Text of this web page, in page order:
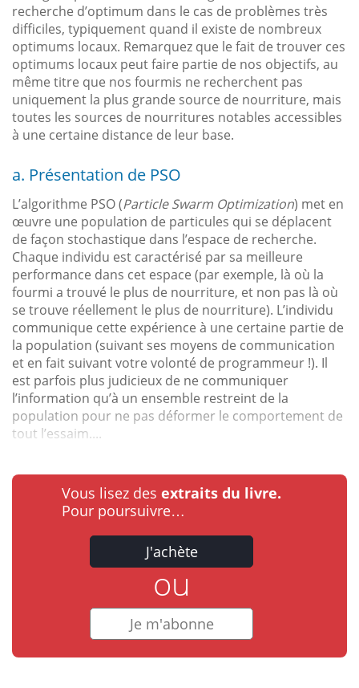
recherche d’optimum dans le cas de problèmes très
difficiles, typiquement quand il existe de nombreux
optimums locaux. Remarquez que le fait de trouver ces
optimums locaux peut faire partie de nos objectifs, au
même titre que nos fourmis ne recherchent pas
uniquement la plus grande source de nourriture, mais
toutes les sources de nourritures notables accessibles
à une certaine distance de leur base.
a. Présentation de PSO
L’algorithme PSO (Particle Swarm Optimization) met en
œuvre une population de particules qui se déplacent
de façon stochastique dans l’espace de recherche.
Chaque individu est caractérisé par sa meilleure
performance dans cet espace (par exemple, là où la
fourmi a trouvé le plus de nourriture, et non pas là où
se trouve réellement le plus de nourriture). L’individu
communique cette expérience à une certaine partie de
la population (suivant ses moyens de communication
et en fait suivant votre volonté de programmeur !). Il
est parfois plus judicieux de ne communiquer
l’information qu’à un ensemble restreint de la
population pour ne pas déformer le comportement de
tout l’essaim....
Vous lisez des extraits du livre.
Pour poursuivre…
J'achète
ou
Je m'abonne